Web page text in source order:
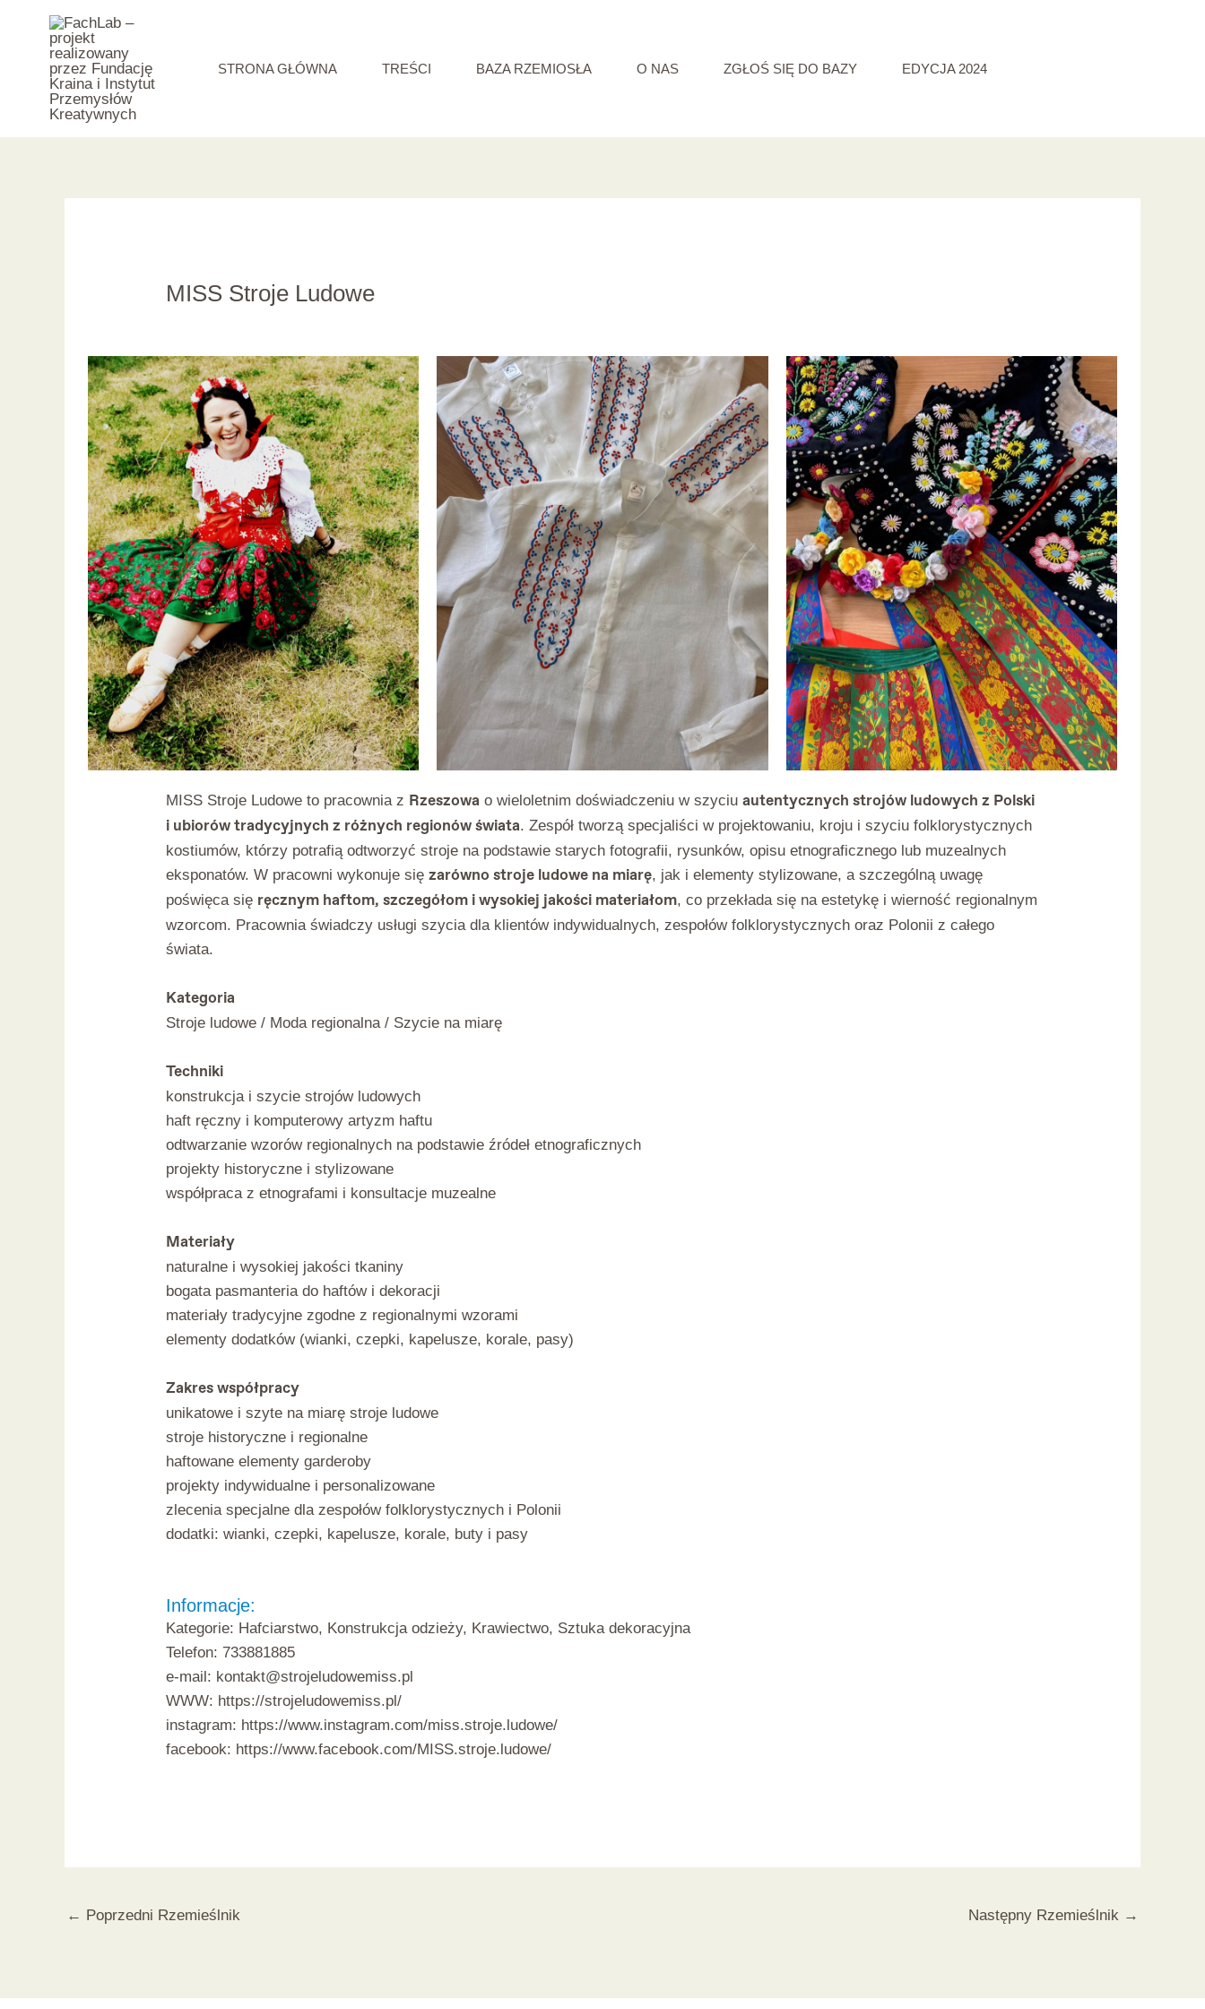
STRONA GŁÓWNA TREŚCI BAZA RZEMIOSŁA O NAS ZGŁOŚ SIĘ DO BAZY EDYCJA 2024
MISS Stroje Ludowe
MISS Stroje Ludowe to pracownia z Rzeszowa o wieloletnim doświadczeniu w szyciuautentycznych strojów ludowych z Polski
i ubiorów tradycyjnych z różnych regionów świata. Zespół tworzą specjaliści w projektowaniu, kroju i szyciu folklorystycznych
kostiumów, którzy potrafią odtworzyć stroje na podstawie starych fotografii, rysunków, opisu etnograficznego lub muzealnych
eksponatów. W pracowni wykonuje sięzarówno stroje ludowe na miarę, jak i elementy stylizowane, a szczególną uwagę
poświęca się ręcznym haftom, szczegółom i wysokiej jakości materiałom, co przekłada się na estetykę i wierność regionalnym
wzorcom. Pracownia świadczy usługi szycia dla klientów indywidualnych, zespołów folklorystycznych oraz Polonii z całego
świata.
Kategoria
Stroje ludowe / Moda regionalna / Szycie na miarę
Techniki
konstrukcja i szycie strojów ludowych
haft ręczny i komputerowy artyzm haftu
odtwarzanie wzorów regionalnych na podstawie źródeł etnograficznych
projekty historyczne i stylizowane
współpraca z etnografami i konsultacje muzealne
Materiały
naturalne i wysokiej jakości tkaniny
bogata pasmanteria do haftów i dekoracji
materiały tradycyjne zgodne z regionalnymi wzorami
elementy dodatków (wianki, czepki, kapelusze, korale, pasy)
Zakres współpracy
unikatowe i szyte na miarę stroje ludowe
stroje historyczne i regionalne
haftowane elementy garderoby
projekty indywidualne i personalizowane
zlecenia specjalne dla zespołów folklorystycznych i Polonii
dodatki: wianki, czepki, kapelusze, korale, buty i pasy
Informacje:
Kategorie: Hafciarstwo, Konstrukcja odzieży, Krawiectwo, Sztuka dekoracyjna
Telefon: 733881885
e-mail: kontakt@strojeludowemiss.pl
WWW: https://strojeludowemiss.pl/
instagram: https://www.instagram.com/miss.stroje.ludowe/
facebook: https://www.facebook.com/MISS.stroje.ludowe/
Post
← Poprzedni Rzemieślnik Następny Rzemieślnik →